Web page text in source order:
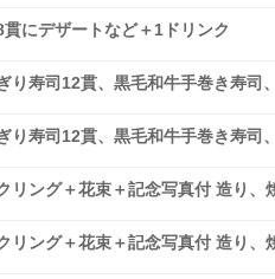
にデザートなど＋1ドリンク
り寿司12貫、黒毛和牛手巻き寿司
り寿司12貫、黒毛和牛手巻き寿司
リング＋花束＋記念写真付 造り、
リング＋花束＋記念写真付 造り、